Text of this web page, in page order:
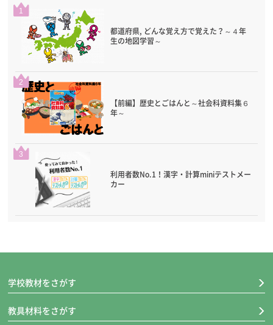
1
都道府県, どんな覚え方で覚えた？～４年
生の地図学習～
2
【前編】歴史とごはんと～社会科資料集６
年～
3
利用者数No.1！漢字・計算miniテストメー
カー
学校教材をさがす
教具材料をさがす